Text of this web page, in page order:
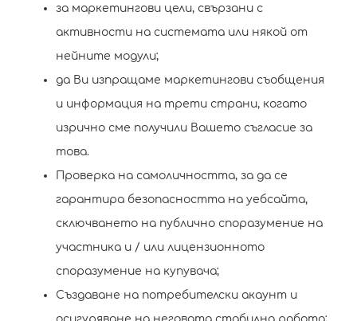
за маркетингови цели, свързани с
активности на системата или някой от
нейните модули;
да Ви изпращаме маркетингови съобщения
и информация на трети страни, когато
изрично сме получили Вашето съгласие за
това.
Проверка на самоличността, за да се
гарантира безопасността на уебсайта,
сключването на публично споразумение на
участника и / или лицензионното
споразумение на купувача;
Създаване на потребителски акаунт и